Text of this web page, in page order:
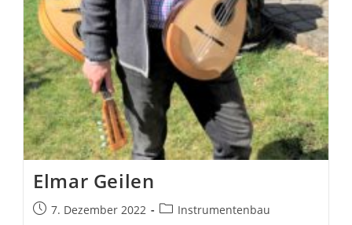
Elmar Geilen
Beitrag7. Dezember 2022
Beitrags-
Instrumentenbau